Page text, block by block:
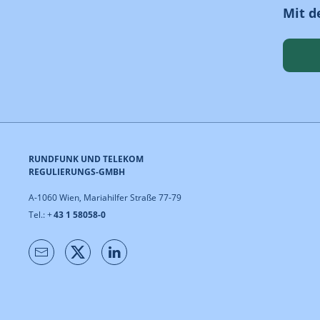
Mit
RUNDFUNK UND TELEKOM
REGULIERUNGS-GMBH
A-1060 Wien, Mariahilfer Straße 77-79
Tel.: +43 1 58058-0